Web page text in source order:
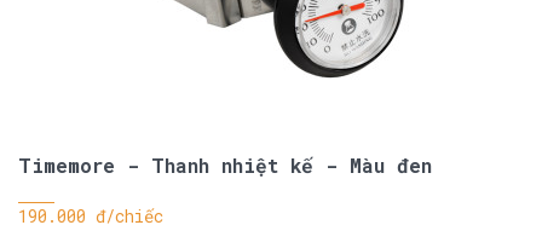
Timemore - Thanh nhiệt kế - Màu đen
190.000 đ/chiếc